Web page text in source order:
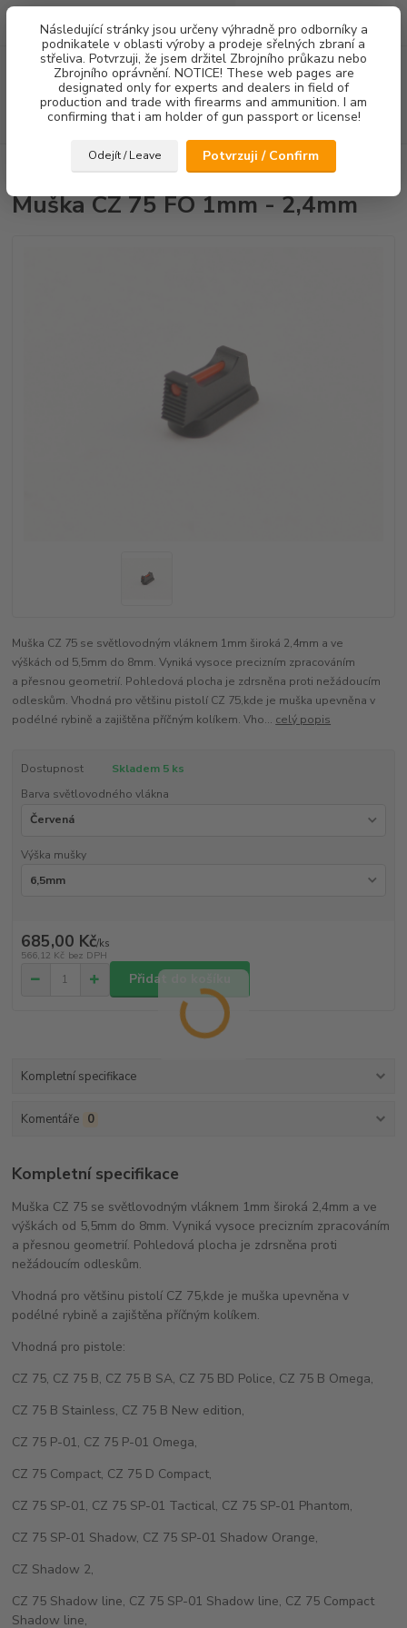
Následující stránky jsou určeny výhradně pro odborníky a
podnikatele v oblasti výroby a prodeje sřelných zbraní a
střeliva. Potvrzuji, že jsem držitel Zbrojního průkazu nebo
Zbrojního oprávnění. NOTICE! These web pages are
designated only for experts and dealers in field of
production and trade with firearms and ammunition. I am
confirming that i am holder of gun passport or license!
Odejít / Leave Potvrzuji / Confirm
Menu
Hledat
za0,00 Kč
Muška CZ 75 FO 1mm - 2,4mm
Muška CZ 75 FO 1mm - 2,4mm
Muška CZ 75 se světlovodným vláknem 1mm široká 2,4mm a ve
výškách od 5,5mm do 8mm. Vyniká vysoce precizním zpracováním
a přesnou geometrií. Pohledová plocha je zdrsněna proti nežádoucím
odleskům. Vhodná pro většinu pistolí CZ 75,kde je muška upevněna v
podélné rybině a zajištěna příčným kolíkem. Vho... celý popis
Dostupnost
Skladem 5 ks
Barva světlovodného vlákna
Výška mušky
685,00 Kč/ks
566,12 Kč bez DPH
Přidat do košíku
Kompletní specifikace
Komentáře 0
Kompletní specifikace
Muška CZ 75 se světlovodným vláknem 1mm široká 2,4mm a ve
výškách od 5,5mm do 8mm. Vyniká vysoce precizním zpracováním
a přesnou geometrií. Pohledová plocha je zdrsněna proti
nežádoucím odleskům.
Vhodná pro většinu pistolí CZ 75,kde je muška upevněna v
podélné rybině a zajištěna příčným kolíkem.
Vhodná pro pistole:
CZ 75, CZ 75 B, CZ 75 B SA, CZ 75 BD Police, CZ 75 B Omega,
CZ 75 B Stainless, CZ 75 B New edition,
CZ 75 P-01, CZ 75 P-01 Omega,
CZ 75 Compact, CZ 75 D Compact,
CZ 75 SP-01, CZ 75 SP-01 Tactical, CZ 75 SP-01 Phantom,
CZ 75 SP-01 Shadow, CZ 75 SP-01 Shadow Orange,
CZ Shadow 2,
CZ 75 Shadow line, CZ 75 SP-01 Shadow line, CZ 75 Compact
Shadow line,